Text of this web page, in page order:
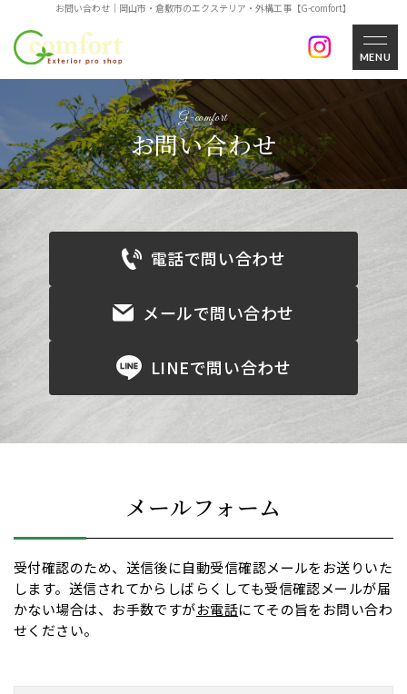
お問い合わせ｜岡山市・倉敷市のエクステリア・外構工事【G-comfort】
MENU
お問い合わせ
電話で問い合わせ
メールで問い合わせ
LINEで問い合わせ
メールフォーム
受付確認のため、送信後に自動受信確認メールをお送りいた
します。送信されてからしばらくしても受信確認メールが届
かない場合は、お手数ですがお電話にてその旨をお問い合わ
せください。